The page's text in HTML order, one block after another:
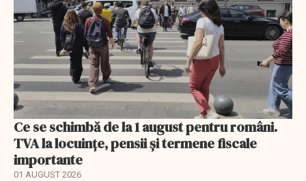
Ce se schimbă de la 1 august pentru români.
TVA la locuințe, pensii și termene fiscale
importante
01 AUGUST 2026